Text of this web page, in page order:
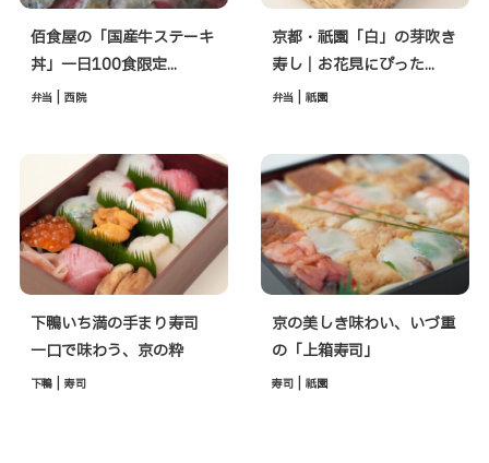
佰食屋の「国産牛ステーキ
丼」一日100食限定...
弁当 | 西院
京都・祇園「白」の芽吹き
寿し｜お花見にぴった...
弁当 | 祇園
下鴨いち満の手まり寿司
一口で味わう、京の粋
下鴨 | 寿司
京の美しき味わい、いづ重
の「上箱寿司」
寿司 | 祇園